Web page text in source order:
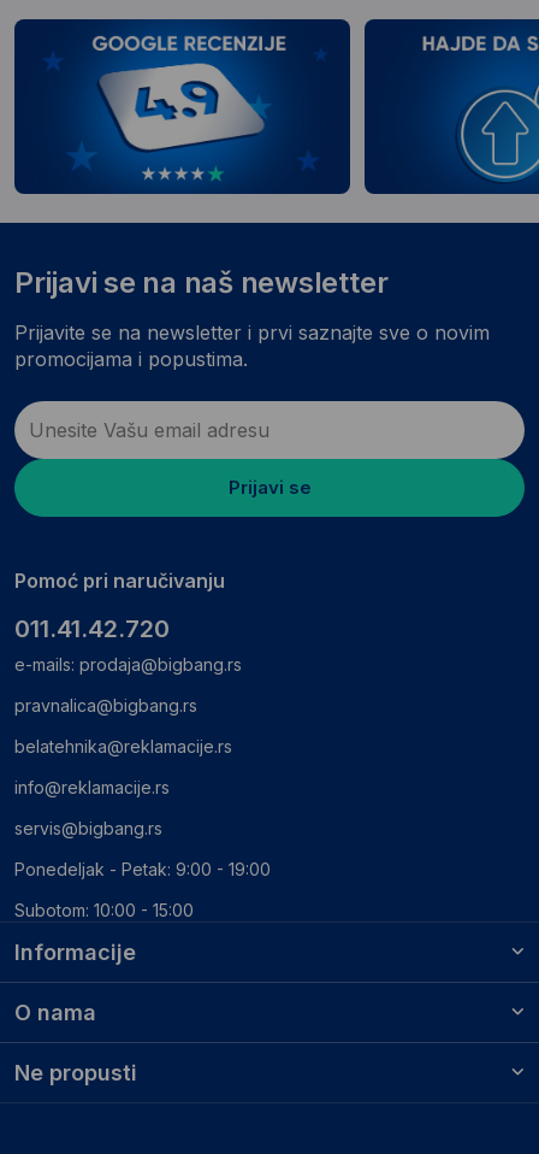
Informacije
O nama
Ne propusti
Prijavi se na naš newsletter
Prijavite se na newsletter i prvi saznajte sve o novim
promocijama i popustima.
Prijavi se
Pomoć pri naručivanju
011.41.42.720
e-mails: prodaja@bigbang.rs
pravnalica@bigbang.rs
belatehnika@reklamacije.rs
info@reklamacije.rs
servis@bigbang.rs
Ponedeljak - Petak: 9:00 - 19:00
Subotom: 10:00 - 15:00